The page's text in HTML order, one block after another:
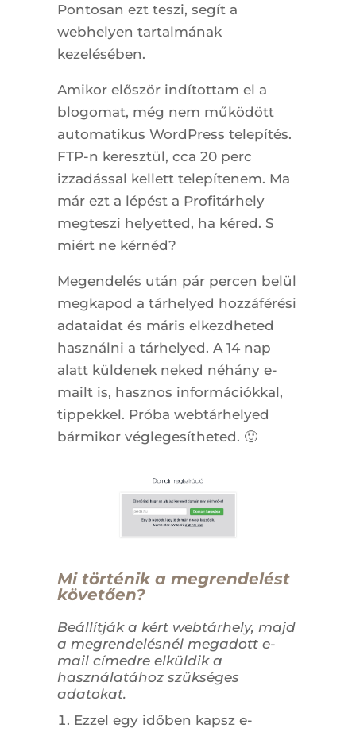
Pontosan ezt teszi, segít a
webhelyen tartalmának
kezelésében.
Amikor először indítottam el a
blogomat, még nem működött
automatikus WordPress telepítés.
FTP-n keresztül, cca 20 perc
izzadással kellett telepítenem. Ma
már ezt a lépést a Profitárhely
megteszi helyetted, ha kéred. S
miért ne kérnéd?
Megendelés után pár percen belül
megkapod a tárhelyed hozzáférési
adataidat és máris elkezdheted
használni a tárhelyed. A 14 nap
alatt küldenek neked néhány e-
mailt is, hasznos információkkal,
tippekkel. Próba webtárhelyed
bármikor véglegesítheted. 🙂
Mi történik a megrendelést
követően?
Beállítják a kért webtárhely, majd
a megrendelésnél megadott e-
mail címedre elküldik a
használatához szükséges
adatokat.
Ezzel egy időben kapsz e-